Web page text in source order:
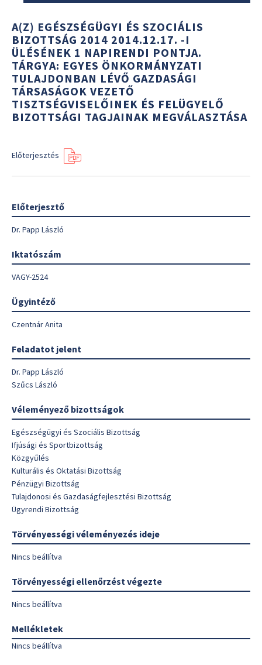
A(Z) EGÉSZSÉGÜGYI ÉS SZOCIÁLIS
BIZOTTSÁG 2014 2014.12.17. -I
ÜLÉSÉNEK 1 NAPIRENDI PONTJA.
TÁRGYA: EGYES ÖNKORMÁNYZATI
TULAJDONBAN LÉVŐ GAZDASÁGI
TÁRSASÁGOK VEZETŐ
TISZTSÉGVISELŐINEK ÉS FELÜGYELŐ
BIZOTTSÁGI TAGJAINAK MEGVÁLASZTÁSA
Előterjesztés
Előterjesztő
Dr. Papp László
Iktatószám
VAGY-2524
Ügyintéző
Czentnár Anita
Feladatot jelent
Dr. Papp László
Szűcs László
Véleményező bizottságok
Egészségügyi és Szociális Bizottság
Ifjúsági és Sportbizottság
Közgyűlés
Kulturális és Oktatási Bizottság
Pénzügyi Bizottság
Tulajdonosi és Gazdaságfejlesztési Bizottság
Ügyrendi Bizottság
Törvényességi véleményezés ideje
Nincs beállítva
Törvényességi ellenőrzést végezte
Nincs beállítva
Mellékletek
Nincs beállítva